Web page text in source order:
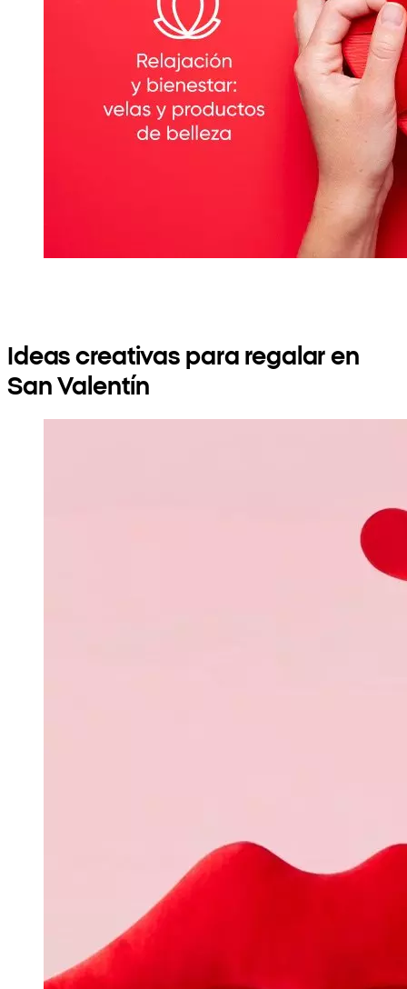
Ideas creativas para regalar en
San Valentín